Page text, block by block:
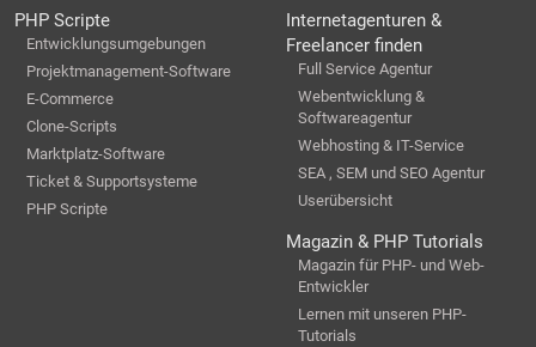
PHP Scripte
Entwicklungsumgebungen
Projektmanagement-Software
E-Commerce
Clone-Scripts
Marktplatz-Software
Ticket & Supportsysteme
PHP Scripte
Internetagenturen &
Freelancer finden
Full Service Agentur
Webentwicklung &
Softwareagentur
Webhosting & IT-Service
SEA , SEM und SEO Agentur
Userübersicht
Magazin & PHP Tutorials
Magazin für PHP- und Web-
Entwickler
Lernen mit unseren PHP-
Tutorials